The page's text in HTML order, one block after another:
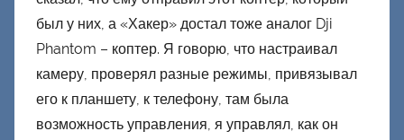
был у них, а «Хакер» достал тоже аналог Dji
Phantom – коптер. Я говорю, что настраивал
камеру, проверял разные режимы, привязывал
его к планшету, к телефону, там была
возможность управления, я управлял, как он